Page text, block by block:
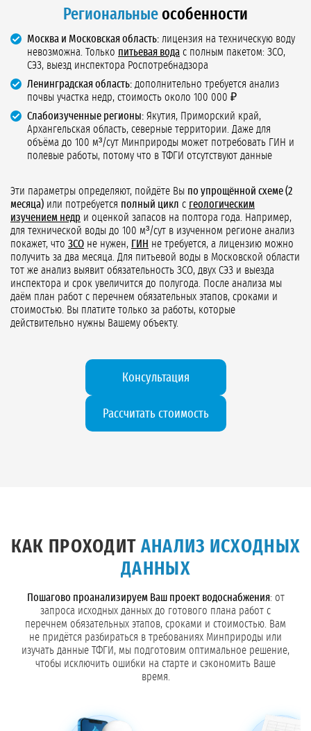
Региональные особенности
Москва и Московская область: лицензия на техническую воду
невозможна. Только питьевая вода с полным пакетом: ЗСО,
СЭЗ, выезд инспектора Роспотребнадзора
Ленинградская область: дополнительно требуется анализ
почвы участка недр, стоимость около 100 000 ₽
Слабоизученные регионы: Якутия, Приморский край,
Архангельская область, северные территории. Даже для
объёма до 100 м³/сут Минприроды может потребовать ГИН и
полевые работы, потому что в ТФГИ отсутствуют данные
Эти параметры определяют, пойдёте Вы по упрощённой схеме (2
месяца) или потребуется полный цикл с геологическим
изучением недр и оценкой запасов на полтора года. Например,
для технической воды до 100 м³/сут в изученном регионе анализ
покажет, что ЗСО не нужен, ГИН не требуется, а лицензию можно
получить за два месяца. Для питьевой воды в Московской области
тот же анализ выявит обязательность ЗСО, двух СЭЗ и выезда
инспектора и срок увеличится до полугода. После анализа мы
даём план работ с перечнем обязательных этапов, сроками и
стоимостью. Вы платите только за работы, которые
действительно нужны Вашему объекту.
Консультация
Рассчитать стоимость
КАК ПРОХОДИТ АНАЛИЗ ИСХОДНЫХ
ДАННЫХ
Пошагово проанализируем Ваш проект водоснабжения: от
запроса исходных данных до готового плана работ с
перечнем обязательных этапов, сроками и стоимостью. Вам
не придётся разбираться в требованиях Минприроды или
изучать данные ТФГИ, мы подготовим оптимальное решение,
чтобы исключить ошибки на старте и сэкономить Ваше
время.